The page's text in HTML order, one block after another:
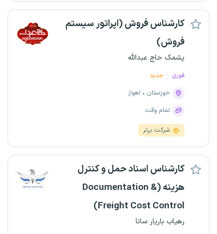
کارشناس فروش (اپراتور سیستم
فروش)
پشمک حاج عبدالله
فوری
جدید
خوزستان
اهواز
تمام وقت
شرکت برتر
کارشناس اسناد حمل و کنترل
هزینه (Documentation &
Freight Cost Control)
رهیاب باریار سانا